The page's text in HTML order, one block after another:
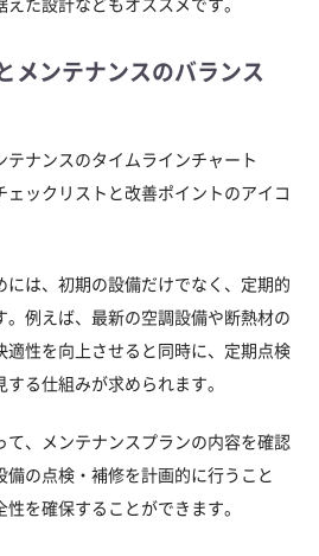
メンテナンスのバランス
テナンスのタイムラインチャート
ェックリストと改善ポイントのアイコ
は、初期の設備だけでなく、定期的
例えば、最新の空調設備や断熱材の
性を向上させると同時に、定期点検
る仕組みが求められます。
て、メンテナンスプランの内容を確認
備の点検・補修を計画的に行うこと
を確保することができます。